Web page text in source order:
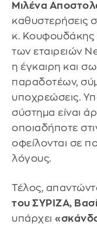
Μιλένα
καθυστερήσεις
κ. Κουφουδάκης
των εταιρειών
η έγκαιρη και
παραδοτέων,
υποχρεώσεις.
σύστημα είναι
οποιαδήποτε
οφείλονται σε
λόγους.
Τέλος,
του ΣΥΡΙΖΑ,
υπάρχει